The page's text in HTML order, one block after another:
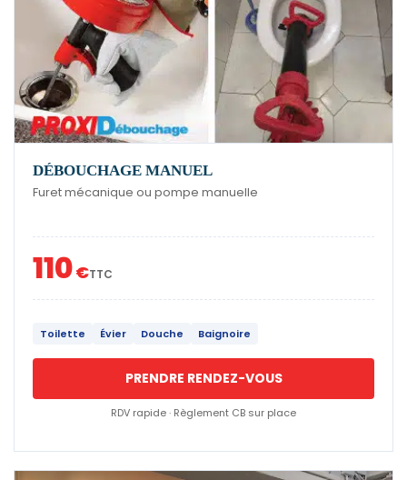
DÉBOUCHAGE MANUEL
Furet mécanique ou pompe manuelle
110€TTC
Toilette Évier Douche Baignoire
PRENDRE RENDEZ-VOUS
RDV rapide · Règlement CB sur place